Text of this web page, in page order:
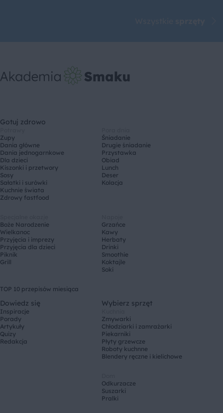
Gotuj zdrowo
Zupy
Dania główne
Dania jednogarnkowe
Dla dzieci
Kiszonki i przetwory
Sosy
Sałatki i surówki
Kuchnie świata
Zdrowy fastfood
Śniadanie
Drugie śniadanie
Przystawka
Obiad
Lunch
Deser
Kolacja
Boże Narodzenie
Wielkanoc
Przyjęcia i imprezy
Przyjęcia dla dzieci
Piknik
Grill
Grzańce
Kawy
Herbaty
Drinki
Smoothie
Koktajle
Soki
TOP 10 przepisów miesiąca
Dowiedz się
Inspiracje
Porady
Artykuły
Quizy
Redakcja
Wybierz sprzęt
Zmywarki
Chłodziarki i zamrażarki
Piekarniki
Płyty grzewcze
Roboty kuchnne
Blendery ręczne i kielichowe
Odkurzacze
Suszarki
Pralki